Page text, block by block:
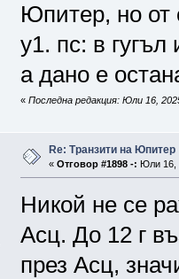
Юпитер, но от
у1. пс: в
а дано е
« Последна редакция: Юли 16,
Re: Транзити на Юпитер
« Отговор #1898 -: Юли 16,
Никой не се
Асц. До 12 г
през Асц,